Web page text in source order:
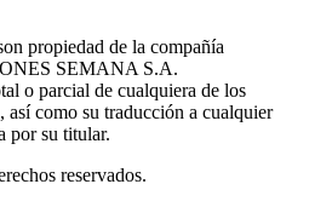
propiedad de la compañía
SEMANA S.A.
o parcial de cualquiera de los
así como su traducción a cualquier
por su titular.
reservados.